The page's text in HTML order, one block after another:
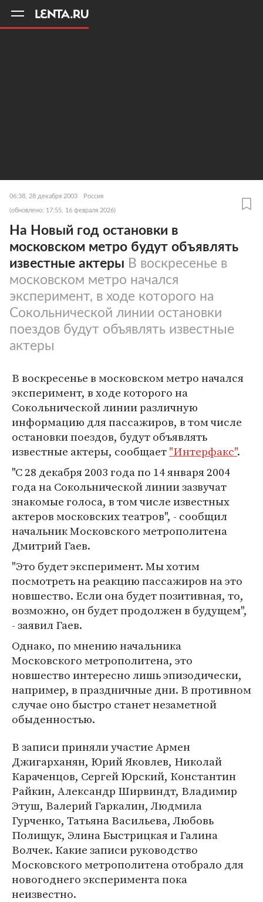
06:38, 28 декабря 2003 Россия
(обновлено: 17:55, 16 февраля 2026)
На Новый год остановки в
московском метро будут объявлять
известные актеры В воскресенье в
московском метро начался
эксперимент, в ходе которого на
Сокольнической линии остановки
поездов будут объявлять известные
актеры
В воскресенье в московском метро начался
эксперимент, в ходе которого на
Сокольнической линии различную
информацию для пассажиров, в том числе
остановки поездов, будут объявлять
известные актеры, сообщает"Интерфакс".
"С 28 декабря 2003 года по 14 января 2004
года на Сокольнической линии зазвучат
знакомые голоса, в том числе известных
актеров московских театров", - сообщил
начальник Московского метрополитена
Дмитрий Гаев.
"Это будет эксперимент. Мы хотим
посмотреть на реакцию пассажиров на это
новшество. Если она будет позитивная, то,
возможно, он будет продолжен в будущем",
- заявил Гаев.
Однако, по мнению начальника
Московского метрополитена, это
новшество интересно лишь эпизодически,
например, в праздничные дни. В противном
случае оно быстро станет незаметной
обыденностью.
В записи приняли участие Армен
Джигарханян, Юрий Яковлев, Николай
Караченцов, Сергей Юрский, Константин
Райкин, Александр Ширвиндт, Владимир
Этуш, Валерий Гаркалин, Людмила
Гурченко, Татьяна Васильева, Любовь
Полищук, Элина Быстрицкая и Галина
Волчек. Какие записи руководство
Московского метрополитена отобрало для
новогоднего эксперимента пока
неизвестно.